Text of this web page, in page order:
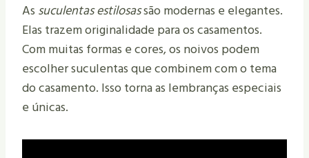
As suculentas estilosassão modernas e elegantes.
Elas trazem originalidade para os casamentos.
Com muitas formas e cores, os noivos podem
escolher suculentas que combinem com o tema
do casamento. Isso torna as lembranças especiais
e únicas.